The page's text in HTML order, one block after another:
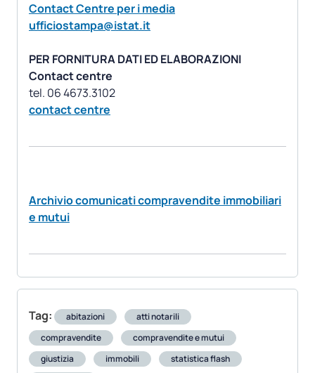
Contact Centre per i media
ufficiostampa@istat.it
PER FORNITURA DATI ED ELABORAZIONI
Contact centre
contact centre
Archivio comunicati compravendite immobiliari
e mutui
Tag: abitazioni
atti notarili
compravendite
compravendite e mutui
giustizia
immobili
statistica flash